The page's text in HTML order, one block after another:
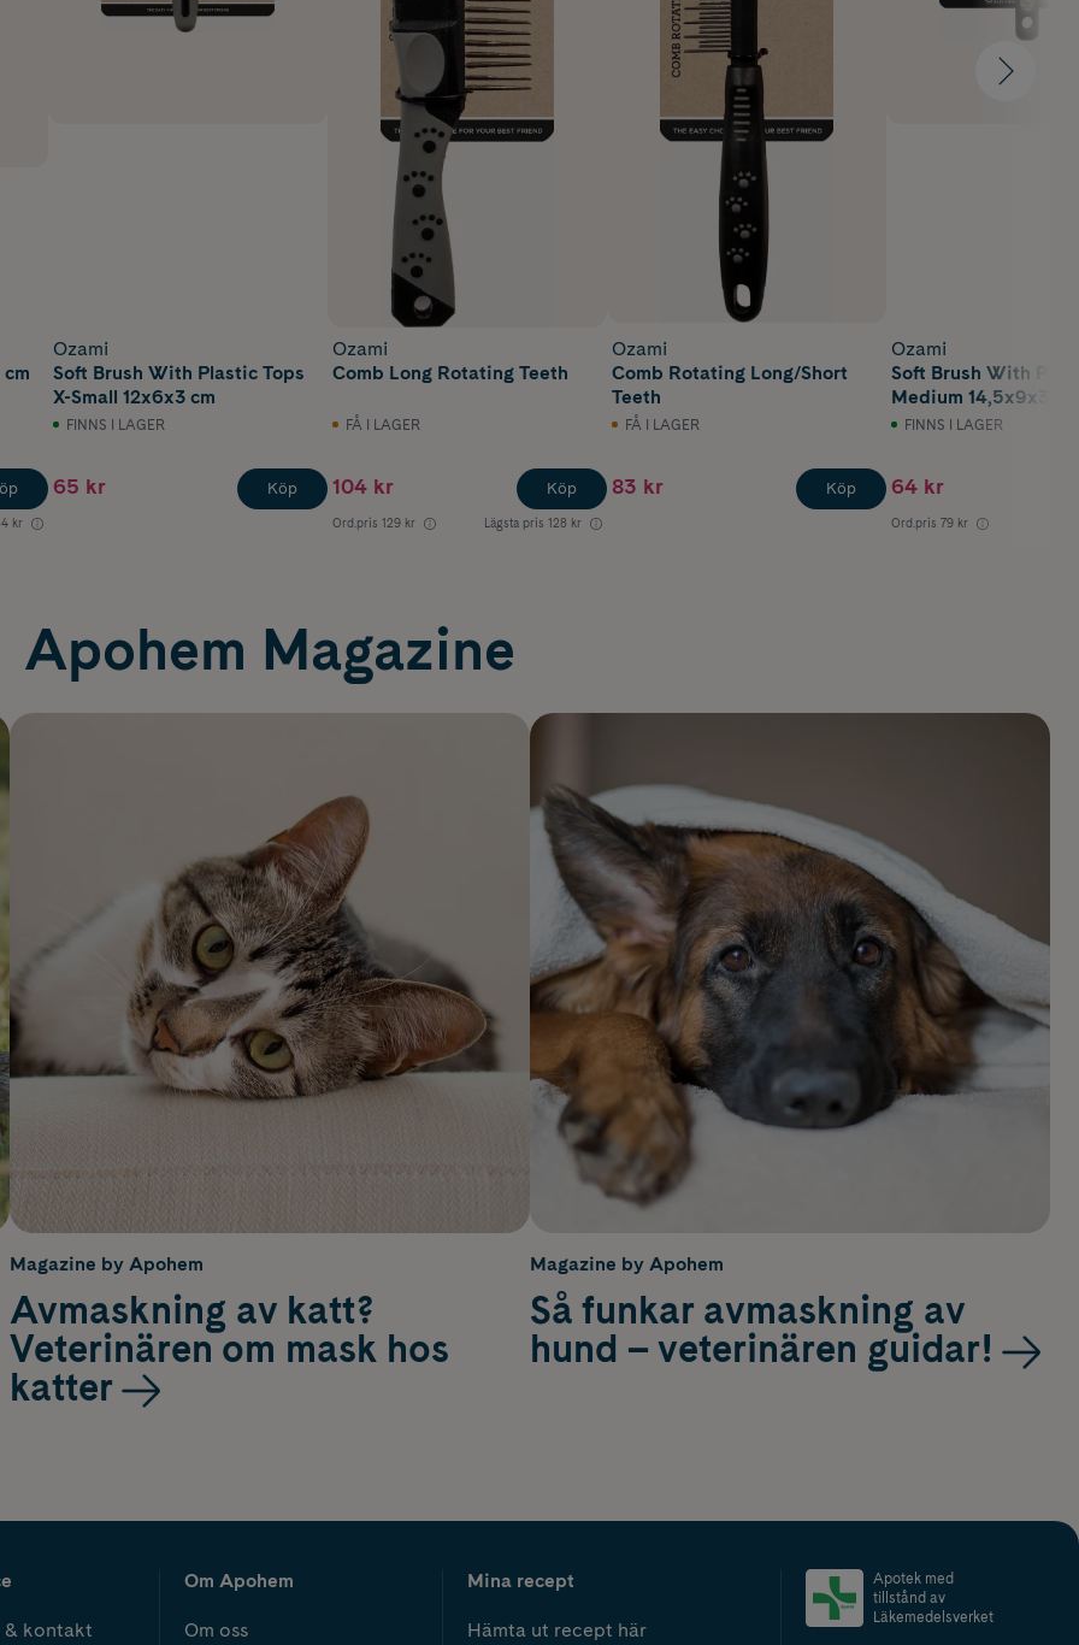
kr
Ozami
Soft Brush With Plastic Tops
X-Small 12x6x3 cm
FINNS I LAGER
65 kr Köp
Ozami
Comb Long Rotating Teeth
FÅ I LAGER
104 kr
Ord.pris 129 kr Lägsta pris 128 kr
Köp
Ozami
Comb Rotating Long/Short
Teeth
FÅ I LAGER
83 kr Köp
Ozami
Soft Brush With
Medium 14,5x9x3 cm
FINNS I LAGER
64 kr
Ord.pris 79 kr
Apohem Magazine
Magazine by Apohem
Avmaskning av katt?
Veterinären om mask hos
katter
Magazine by Apohem
Så funkar avmaskning av
hund – veterinären guidar!
& kontakt
Om Apohem
Om oss
Mina recept
Hämta ut recept här
Apotek med
tillstånd av
Läkemedelsverket